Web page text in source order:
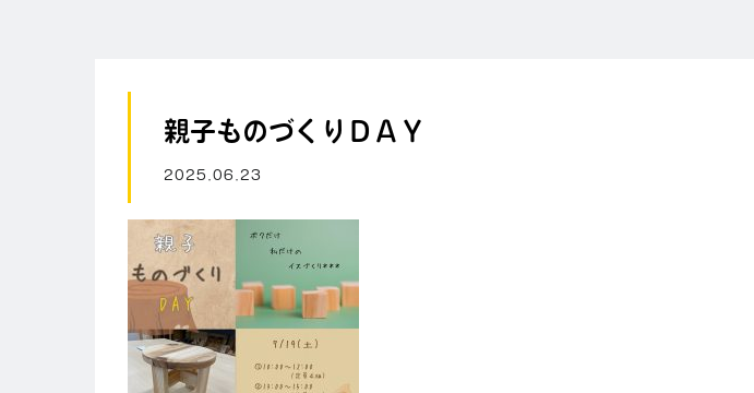
親子ものづくりＤＡＹ
2025.06.23